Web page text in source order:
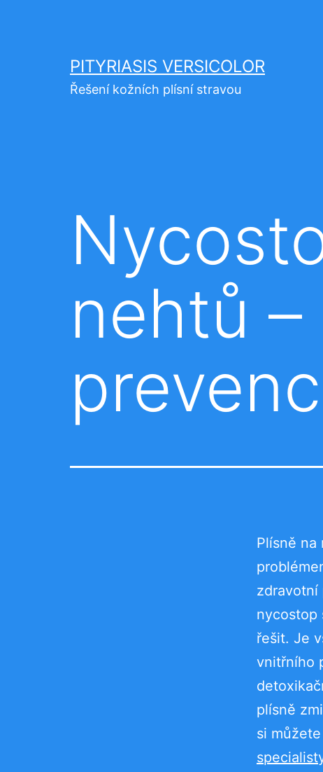
PITYRIASIS VERSICOLOR
Řešení kožních plísní stravou
nehtů
Plísně na
zdravotní
nycostop
řešit. Je
vnitřního
plísně
si